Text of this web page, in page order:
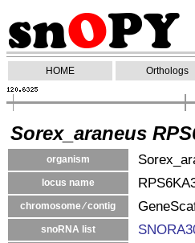
HOME Orthologs
Sorex_araneus
organism
locus name
chromosome ⁄ contig
snoRNA list